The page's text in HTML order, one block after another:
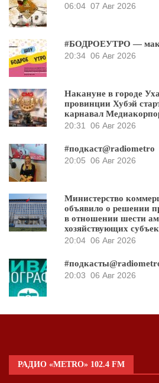
06:04 07 Авг 2026
#БОДРОЕУТРО —
20:34 06 Авг 2026
Накануне в городе
провинции Хубэй
карнавал
20:31 06 Авг 2026
#подкаст@radiometro
20:05 06 Авг 2026
Министерство
объявило о решении
в отношении шести
хозяйствующих
20:04 06 Авг 2026
20:03 06 Авг 2026
РАДИО «METRO» 102.4 FM